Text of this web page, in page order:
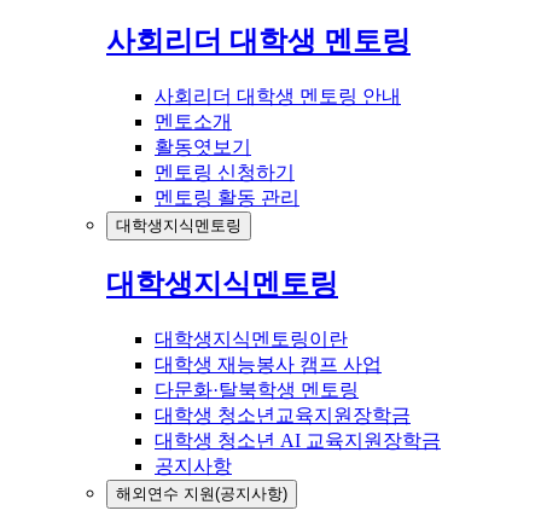
사회리더 대학생 멘토링
사회리더 대학생 멘토링 안내
멘토소개
활동엿보기
멘토링 신청하기
멘토링 활동 관리
대학생지식멘토링
대학생지식멘토링
대학생지식멘토링이란
대학생 재능봉사 캠프 사업
다문화·탈북학생 멘토링
대학생 청소년교육지원장학금
대학생 청소년 AI 교육지원장학금
공지사항
해외연수 지원(공지사항)